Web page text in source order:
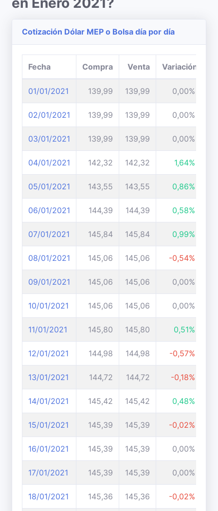
Cotización Dólar MEP o Bolsa día por día
Fecha Compra Venta Variación
01/01/2021 139,99 139,99 0,00%
02/01/2021 139,99 139,99 0,00%
03/01/2021 139,99 139,99 0,00%
04/01/2021 142,32 142,32 1,64%
05/01/2021 143,55 143,55 0,86%
06/01/2021 144,39 144,39 0,58%
07/01/2021 145,84 145,84 0,99%
08/01/2021 145,06 145,06 -0,54%
09/01/2021 145,06 145,06 0,00%
10/01/2021 145,06 145,06 0,00%
11/01/2021 145,80 145,80 0,51%
12/01/2021 144,98 144,98 -0,57%
13/01/2021 144,72 144,72 -0,18%
14/01/2021 145,42 145,42 0,48%
15/01/2021 145,39 145,39 -0,02%
16/01/2021 145,39 145,39 0,00%
17/01/2021 145,39 145,39 0,00%
18/01/2021 145,36 145,36 -0,02%